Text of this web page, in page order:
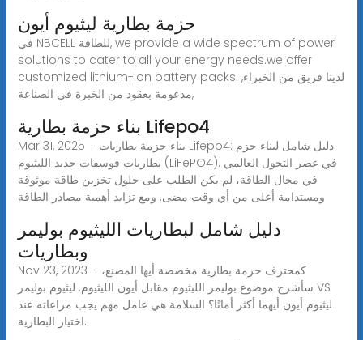
حزمة بطارية ليثيوم أيون
في NBCELL للطاقة, we provide a wide spectrum of power
solutions to cater to all your energy needs.we offer
customized lithium-ion battery packs. لدينا فريق من الخبراء,
مدعومة بعقود من الخبرة في الصناعة,
بناء حزمة بطارية Lifepo4
Mar 31, 2025 · بناء حزمة بطاريات Lifepo4: دليل شامل لبناء حزم
بطاريات فوسفات حديد الليثيوم (LiFePO4). في عصر التحول العالمي
في مجال الطاقة، لم يكن الطلب على حلول تخزين طاقة موثوقة
ومستدامة أعلى من أي وقت مضى. ومع تزايد أهمية مصادر الطاقة
دليل شامل لبطاريات الليثيوم بوليمر
وبطاريات
Nov 23, 2023 · كمحترف حزمة بطارية مخصصة أيها المصنع،
سأشرح موضوع بوليمر الليثيوم مقابل أيون الليثيوم. ليثيوم بوليمر VS
ليثيوم أيون أيهما أكثر أمانًا؟ السلامة هي عامل مهم يجب مراعاته عند
اختيار البطارية.